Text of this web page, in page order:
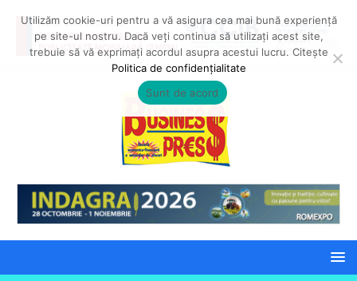
Utilizăm cookie-uri pentru a vă asigura cea mai bună experiență
pe site-ul nostru. Dacă veți continua să utilizați acest site,
trebuie să vă exprimați acordul asupra acestui lucru. Citește
Politica de confidențialitate
Sunt de acord